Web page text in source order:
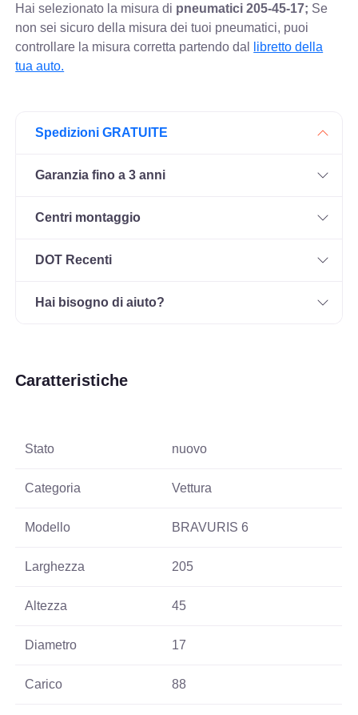
Hai selezionato la misura di pneumatici205-45-17; Se
non sei sicuro della misura dei tuoi pneumatici, puoi
controllare la misura corretta partendo dal
libretto della
tua auto.
Spedizioni GRATUITE
Garanzia fino a 3 anni
Centri montaggio
DOT Recenti
Hai bisogno di aiuto?
Caratteristiche
Stato nuovo
Categoria Vettura
Modello BRAVURIS 6
Larghezza 205
Altezza 45
Diametro 17
Carico 88